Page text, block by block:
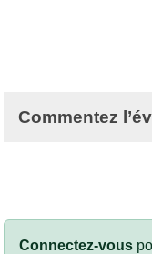
Commentez
Connectez-vous